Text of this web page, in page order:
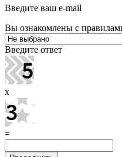
Введите ваш e-mail
Вы ознакомлены с
Введите ответ
x
=